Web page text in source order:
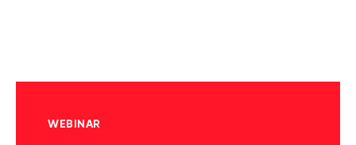
WEBINAR